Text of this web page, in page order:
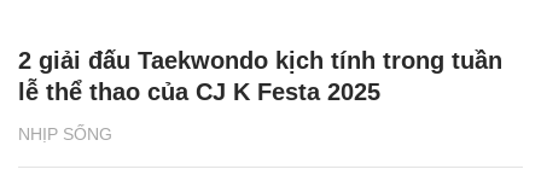
NHỊP SỐNG
2 giải đấu Taekwondo kịch tính trong tuần
lễ thể thao của CJ K Festa 2025